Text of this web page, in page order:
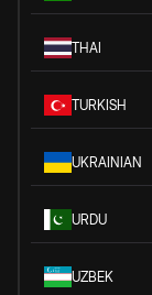
THAI
TURKISH
UKRAINIAN
URDU
UZBEK